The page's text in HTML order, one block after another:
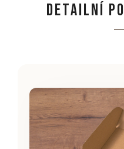
DETAILNÍ